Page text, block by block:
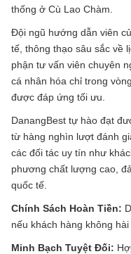
thống ở Cù Lao Chàm.
Đội ngũ hướng dẫn viên
tế, thông thạo sâu sắc về
phận tư vấn viên chuyên
cá nhân hóa chỉ trong
được đáp ứng tối ưu.
DanangBest tự hào đạt
từ hàng nghìn lượt đánh
các đối tác uy tín như
phương chất lượng cao,
quốc tế.
Chính Sách Hoàn Tiền:
nếu khách hàng không
Minh Bạch Tuyệt Đối: